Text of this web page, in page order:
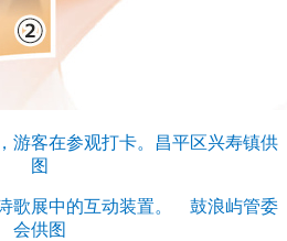
游客在参观打卡。昌平区兴寿镇供
图
歌展中的互动装置。 鼓浪屿管委
会供图